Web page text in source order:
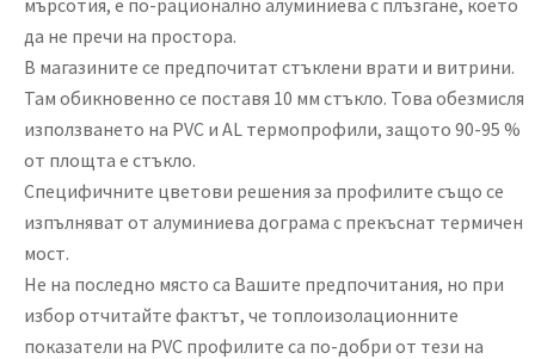
мърсотия, е по-рационално алуминиева с плъзгане, което
да не пречи на простора.
В магазините се предпочитат стъклени врати и витрини.
Там обикновенно се поставя 10 мм стъкло. Това обезмисля
използването на PVC и AL термопрофили, защото 90-95 %
от площта е стъкло.
Специфичните цветови решения за профилите също се
изпълняват от алуминиева дограма с прекъснат термичен
мост.
Не на последно място са Вашите предпочитания, но при
избор отчитайте фактът, че топлоизолационните
показатели на PVC профилите са по-добри от тези на